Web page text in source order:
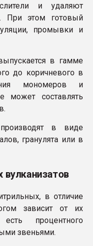
и удаляют
При этом готовый
промывки и
в гамме
до коричневого в
мономеров и
может составлять
в виде
гранулята или в
вулканизатов
в отличие
зависит от их
процентного
звеньями.